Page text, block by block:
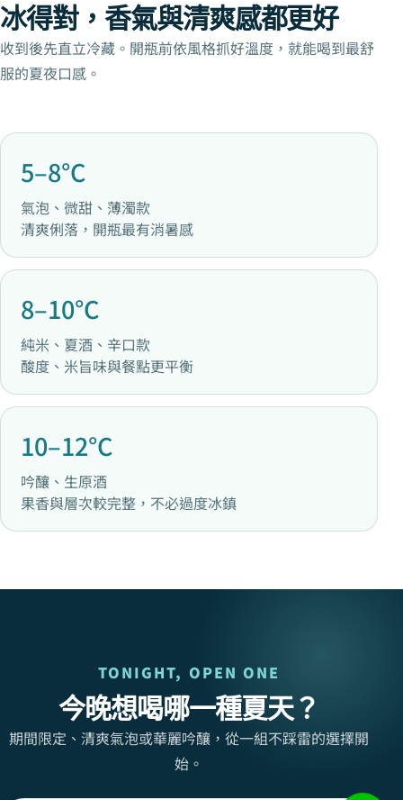
冰得對，香氣與清爽感都更好
收到後先直立冷藏。開瓶前依風格抓好溫度，就能喝到最舒
服的夏夜口感。
5–8°C
氣泡、微甜、薄濁款
清爽俐落，開瓶最有消暑感
8–10°C
純米、夏酒、辛口款
酸度、米旨味與餐點更平衡
10–12°C
吟釀、生原酒
果香與層次較完整，不必過度冰鎮
TONIGHT, OPEN ONE
今晚想喝哪一種夏天？
期間限定、清爽氣泡或華麗吟釀，從一組不踩雷的選擇開
始。